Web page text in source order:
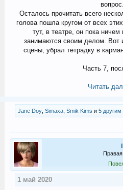
Осталось прочитать всего
голова пошла кругом от всех
тут, в театре, он пока
занимаются своим делом. Вот
сцены, убрал тетрадку в
Часть 7,
Читать
Jane Doу, Simaxa, Smik Kims и 5 другим
1 май 2020